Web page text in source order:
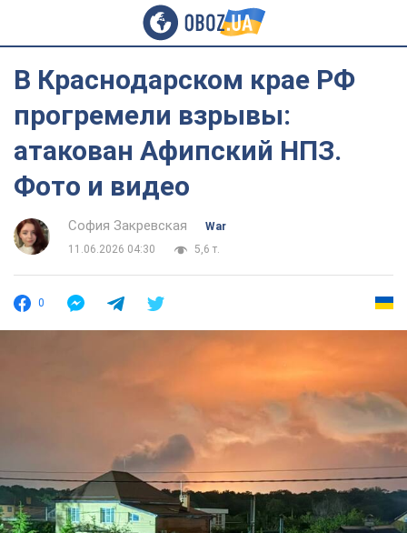
В Краснодарском крае РФ
прогремели взрывы:
атакован Афипский НПЗ.
Фото и видео
София Закревская
War
11.06.2026 04:30
5,6 т.
0